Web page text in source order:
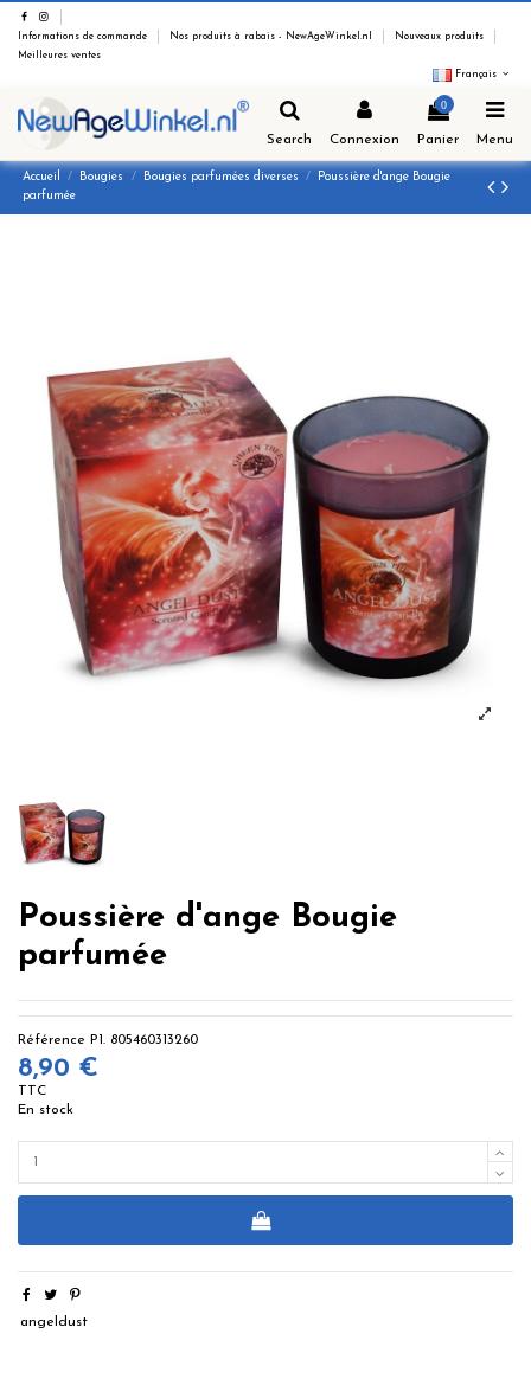
Informations de commande Nos produits à rabais - NewAgeWinkel.nl
Nouveaux produits
Meilleures ventes
Français
Search Connexion
0
Panier Menu
Accueil Bougies Bougies parfumées diverses
Poussière d'ange Bougie
parfumée
Poussière d'ange Bougie
parfumée
Référence P1. 805460313260
8,90 €
TTC
En stock
angeldust